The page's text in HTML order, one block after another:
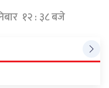
१२ : ३८ बजे